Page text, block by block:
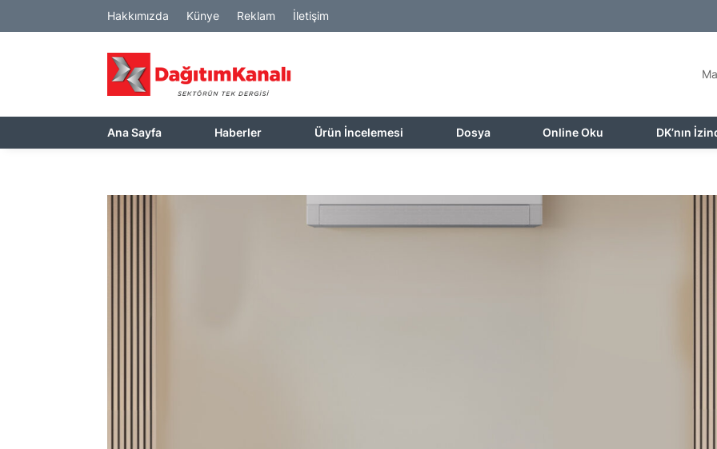
Hakkımızda Künye Reklam İletişim
Ana Sayfa Haberler Ürün İncelemesi Dosya Online Oku DK’nın